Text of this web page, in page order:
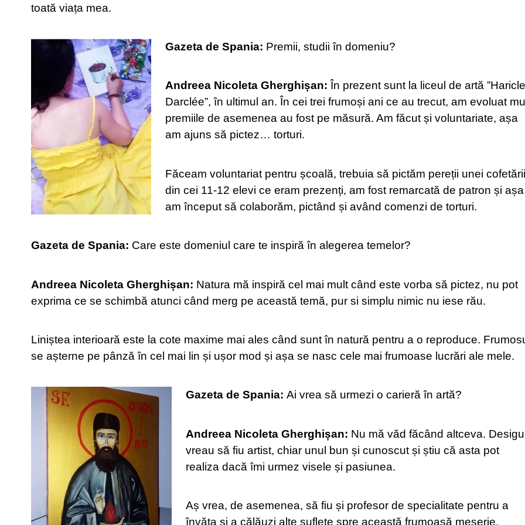
toată viața mea.
Gazeta de Spania: Premii, studii în domeniu?
Andreea Nicoleta Gherghișan: În prezent sunt la liceul de artă
Darclée”, în ultimul an. În cei trei frumoși ani ce au trecut, am evoluat
premiile de asemenea au fost pe măsură. Am făcut și voluntariate, așa
am ajuns să pictez… torturi.
Făceam voluntariat pentru școală, trebuia să pictăm pereții unei
din cei 11-12 elevi ce eram prezenți, am fost remarcată de patron și așa
am început să colaborăm, pictând și având comenzi de torturi.
Gazeta de Spania: Care este domeniul care te inspiră în alegerea temelor?
Andreea Nicoleta Gherghișan: Natura mă inspiră cel mai mult când este vorba să pictez, nu pot
exprima ce se schimbă atunci când merg pe această temă, pur si simplu nimic nu iese rău.
Liniștea interioară este la cote maxime mai ales când sunt în natură pentru a o reproduce.
se așterne pe pânză în cel mai lin și ușor mod și așa se nasc cele mai frumoase lucrări ale mele.
Gazeta de Spania:Ai vrea să urmezi o carieră în artă?
Andreea Nicoleta Gherghișan: Nu mă văd făcând altceva.
vreau să fiu artist, chiar unul bun și cunoscut și știu că asta pot
realiza dacă îmi urmez visele și pasiunea.
Aș vrea, de asemenea, să fiu și profesor de specialitate pentru a
învăța și a călăuzi alte suflete spre această frumoasă meserie.